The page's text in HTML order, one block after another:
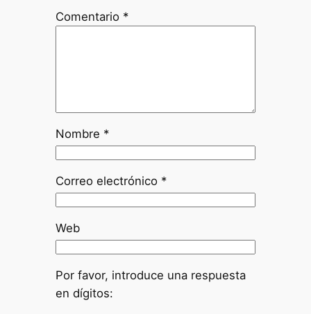
Comentario *
Nombre *
Correo electrónico *
Web
Por favor, introduce una respuesta
en dígitos: